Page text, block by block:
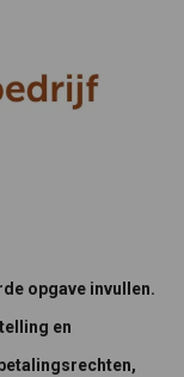
opgave invullen.
en